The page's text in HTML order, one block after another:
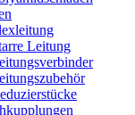
Leitung